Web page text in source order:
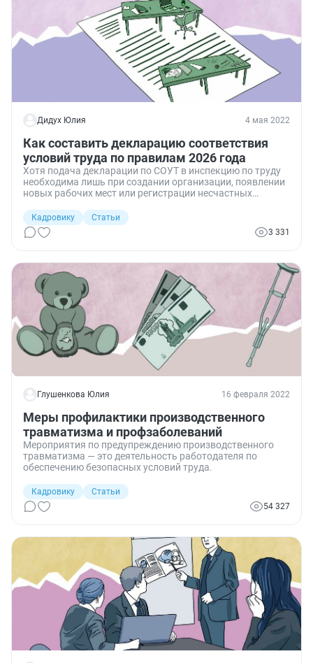
Дидух Юлия 4 мая 2022
Как составить декларацию соответствия
условий труда по правилам 2026 года
Хотя подача декларации по СОУТ в инспекцию по труду
необходима лишь при создании организации, появлении
новых рабочих мест или регистрации несчастных
использовать не тот бланк или нарушить правила
заполнения, работодателя оштрафуют.
Кадровику
Статьи
3 331
Глушенкова Юлия 16 февраля 2022
Меры профилактики производственного
травматизма и профзаболеваний
Мероприятия по предупреждению производственного
травматизма — это деятельность работодателя по
обеспечению безопасных условий труда.
Кадровику
Статьи
54 327